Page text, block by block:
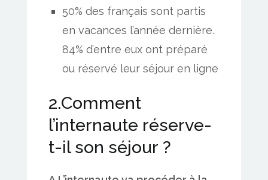
50% des français sont partis
en vacances l’année dernière.
84% d’entre eux ont préparé
ou réservé leur séjour en ligne
2.Comment
l’internaute réserve-
t-il son séjour ?